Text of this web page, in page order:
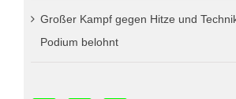
Großer Kampf gegen Hitze und
Podium belohnt